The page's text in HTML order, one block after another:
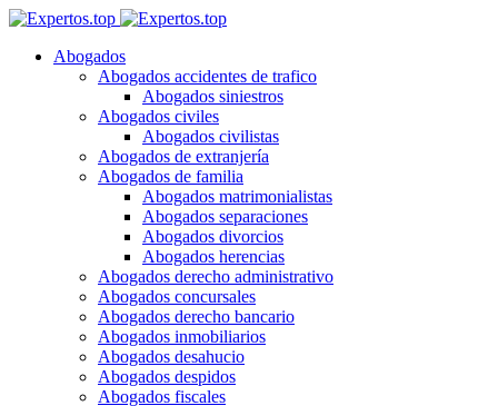
Abogados
Abogados accidentes de trafico
Abogados siniestros
Abogados civiles
Abogados civilistas
Abogados de extranjería
Abogados de familia
Abogados matrimonialistas
Abogados separaciones
Abogados divorcios
Abogados herencias
Abogados derecho administrativo
Abogados concursales
Abogados derecho bancario
Abogados inmobiliarios
Abogados desahucio
Abogados despidos
Abogados fiscales